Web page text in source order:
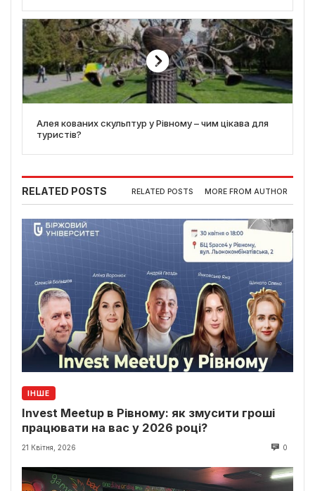
Алея кованих скульптур у Рівному – чим цікава для
туристів?
RELATED POSTS RELATED POSTS MORE FROM AUTHOR
ІНШЕ
Invest Meetup в Рівному: як змусити гроші
працювати на вас у 2026 році?
21 Квітня, 2026 0